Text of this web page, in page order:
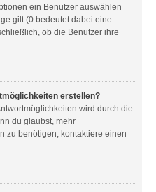
ein Benutzer auswählen
gilt (0 bedeutet dabei eine
ob die Benutzer ihre
erstellen?
wird durch die
du glaubst, mehr
zu benötigen, kontaktiere einen